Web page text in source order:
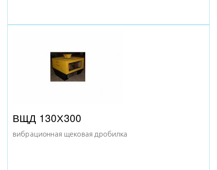
ВЩД 130Х300
вибрационная щековая дробилка